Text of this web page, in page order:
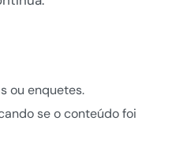
ou enquetes.
se o conteúdo foi